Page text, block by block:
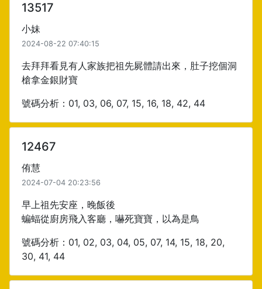
13517
小妹
2024-08-22 07:40:15
去拜拜看見有人家族把祖先屍體請出來，肚子挖個洞
槍拿金銀財寶
號碼分析：01, 03, 06, 07, 15, 16, 18, 42, 44
12467
侑慧
2024-07-04 20:23:56
早上祖先安座，晚飯後
蝙蝠從廚房飛入客廳，嚇死寶寶，以為是鳥
號碼分析：01, 02, 03, 04, 05, 07, 14, 15, 18, 20,
30, 41, 44